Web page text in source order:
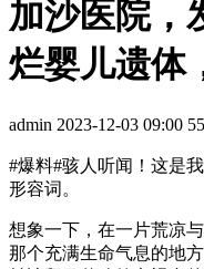
加沙医院，
烂婴儿遗体
admin 2023-12-03 09:00
#爆料#骇人听闻！这是
形容词。
想象一下，在一片荒凉
那个充满生命气息的地